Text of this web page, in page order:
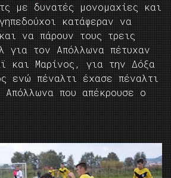
με δυνατές μονομαχίες και
κατάφεραν να
να πάρουν τους τρεις
για τον Απόλλωνα πέτυχαν
και Μαρίνος, για την Δόξα
ενώ πέναλτι έχασε πέναλτι
που απέκρουσε ο